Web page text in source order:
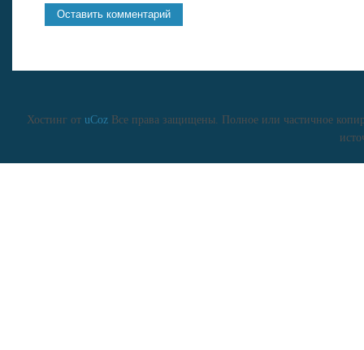
Хостинг от uCozВсе права защищены. Полное или частичное